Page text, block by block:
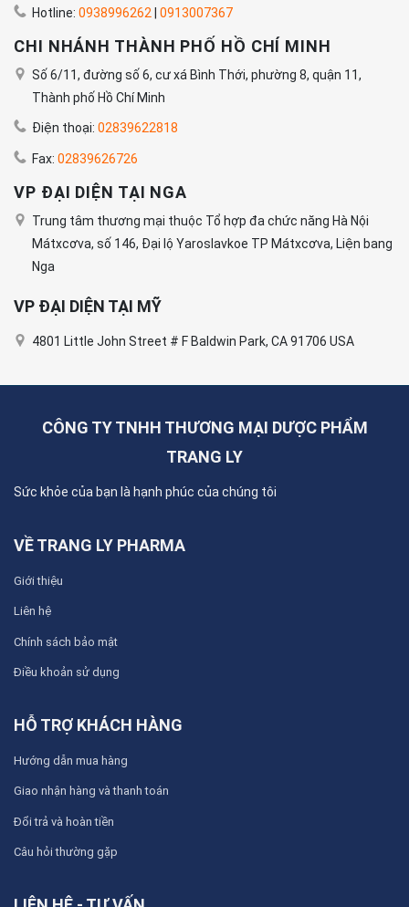
Hotline: 0938996262 0913007367
CHI NHÁNH THÀNH PHỐ HỒ CHÍ MINH
Số 6/11, đường số 6, cư xá Bình Thới, phường 8, quận 11,
Thành phố Hồ Chí Minh
Điện thoại: 02839622818
Fax: 02839626726
VP ĐẠI DIỆN TẠI NGA
Trung tâm thương mại thuộc Tổ hợp đa chức năng Hà Nội
Mátxcơva, số 146, Đại lộ Yaroslavkoe TP Mátxcơva, Liện bang
Nga
VP ĐẠI DIỆN TẠI MỸ
4801 Little John Street # F Baldwin Park, CA 91706 USA
CÔNG TY TNHH THƯƠNG MẠI DƯỢC PHẨM
TRANG LY
Sức khỏe của bạn là hạnh phúc của chúng tôi
VỀ TRANG LY PHARMA
Giới thiệu
Liên hệ
Chính sách bảo mật
Điều khoản sử dụng
HỖ TRỢ KHÁCH HÀNG
Hướng dẫn mua hàng
Giao nhận hàng và thanh toán
Đổi trả và hoàn tiền
Câu hỏi thường gặp